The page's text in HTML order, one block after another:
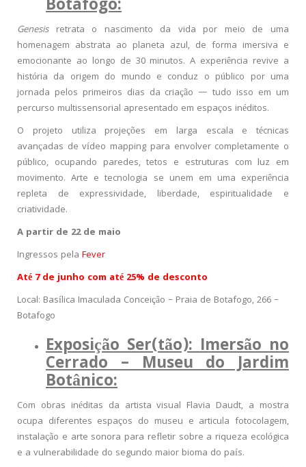
Botafogo:
Genesis retrata o nascimento da vida por meio de uma
homenagem abstrata ao planeta azul, de forma imersiva e
emocionante ao longo de 30 minutos. A experiência revive a
história da origem do mundo e conduz o público por uma
jornada pelos primeiros dias da criação — tudo isso em um
percurso multissensorial apresentado em espaços inéditos.
O projeto utiliza projeções em larga escala e técnicas
avançadas de vídeo mapping para envolver completamente o
público, ocupando paredes, tetos e estruturas com luz em
movimento. Arte e tecnologia se unem em uma experiência
repleta de expressividade, liberdade, espiritualidade e
criatividade.
A partir de 22 de maio
Ingressos pela Fever
Até 7 de junho com até 25% de desconto
Local: Basílica Imaculada Conceição – Praia de Botafogo, 266 –
Botafogo
Exposição Ser(tão): Imersão no
Cerrado – Museu do Jardim
Botânico:
Com obras inéditas da artista visual Flavia Daudt, a mostra
ocupa diferentes espaços do museu e articula fotocolagem,
instalação e arte sonora para refletir sobre a riqueza ecológica
e a vulnerabilidade do segundo maior bioma do país.